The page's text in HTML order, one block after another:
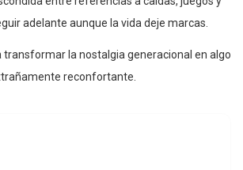
adelante aunque la vida deje marcas.
transformar la nostalgia generacional en algo
reconfortante.